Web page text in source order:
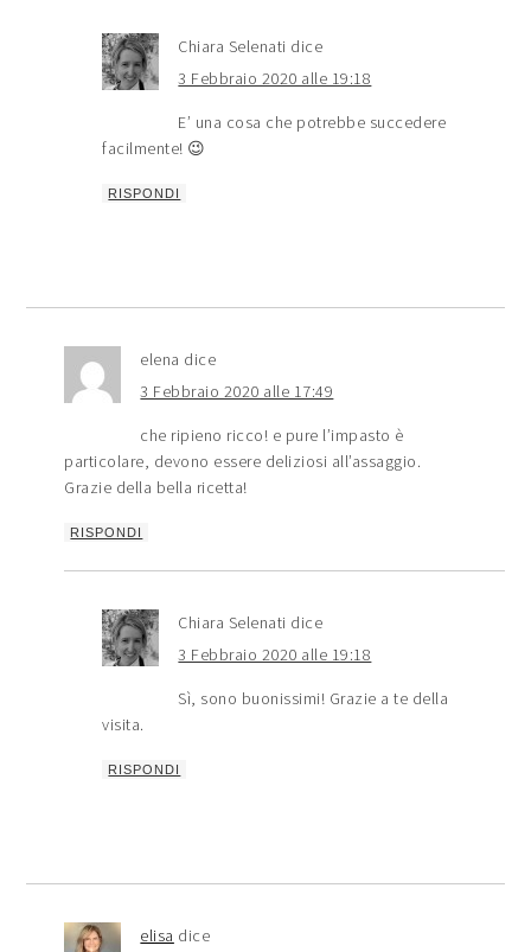
Chiara Selenati dice
3 Febbraio 2020 alle 19:18
E’ una cosa che potrebbe succedere
facilmente! 😉
RISPONDI
elena dice
3 Febbraio 2020 alle 17:49
che ripieno ricco! e pure l’impasto è
particolare, devono essere deliziosi all’assaggio.
Grazie della bella ricetta!
RISPONDI
Chiara Selenati dice
3 Febbraio 2020 alle 19:18
Sì, sono buonissimi! Grazie a te della
visita.
RISPONDI
elisa dice